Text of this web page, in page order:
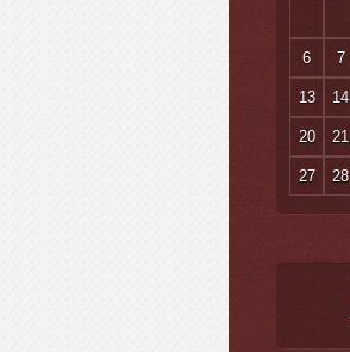
6 7
13 14
20 21
27 28